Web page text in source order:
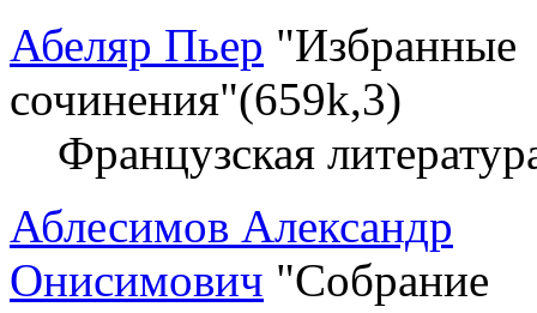
Абеляр Пьер "Избранные
сочинения"(659k,3)
Французская
Аблесимов Александр
Онисимович "Собрание